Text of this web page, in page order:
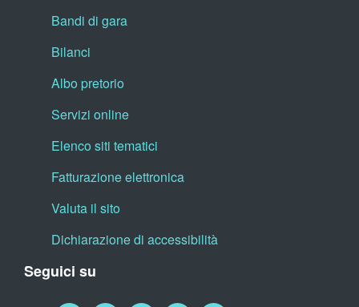
Bandi di gara
Bilanci
Albo pretorio
Servizi online
Elenco siti tematici
Fatturazione elettronica
Valuta il sito
Dichiarazione di accessibilità
Seguici su